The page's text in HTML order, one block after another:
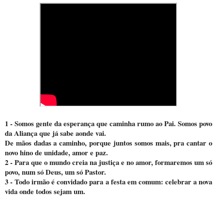
1 - Somos gente da esperança que caminha rumo ao Pai. Somos povo
da Aliança que já sabe aonde vai.
De mãos dadas a caminho, porque juntos somos mais, pra cantar o
novo hino de unidade, amor e paz.
2 - Para que o mundo creia na justiça e no amor, formaremos um só
povo, num só Deus, um só Pastor.
3 - Todo irmão é convidado para a festa em comum: celebrar a nova
vida onde todos sejam um.